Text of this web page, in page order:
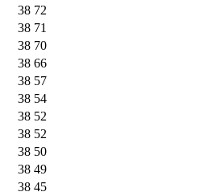
38 72
38 71
38 70
38 66
38 57
38 54
38 52
38 52
38 50
38 49
38 45